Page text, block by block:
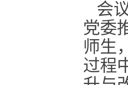
会
党委
师生
过程